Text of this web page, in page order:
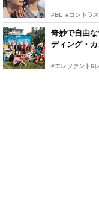
#BL #コントラス
奇妙で自由
ディング・
#エレファント6